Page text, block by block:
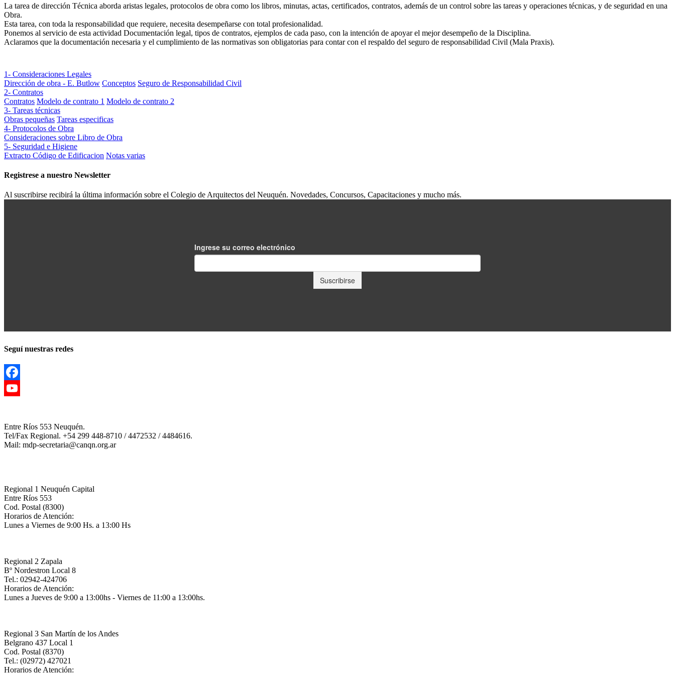
La tarea de dirección Técnica aborda aristas legales, protocolos de obra como los libros, minutas, actas, certificados, contratos, además de un control sobre las tareas y operaciones técnicas, y de seguridad en una
Obra.
Esta tarea, con toda la responsabilidad que requiere, necesita desempeñarse con total profesionalidad.
Ponemos al servicio de esta actividad Documentación legal, tipos de contratos, ejemplos de cada paso, con la intención de apoyar el mejor desempeño de la Disciplina.
Aclaramos que la documentación necesaria y el cumplimiento de las normativas son obligatorias para contar con el respaldo del seguro de responsabilidad Civil (Mala Praxis).
1- Consideraciones Legales
Dirección de obra - E. Butlow Conceptos Seguro de Responsabilidad Civil
2- Contratos
Contratos Modelo de contrato 1 Modelo de contrato 2
3- Tareas técnicas
Obras pequeñas Tareas especificas
4- Protocolos de Obra
Consideraciones sobre Libro de Obra
5- Seguridad e Higiene
Extracto Código de Edificacion Notas varias
Registrese a nuestro Newsletter
Al suscribirse recibirá la última información sobre el Colegio de Arquitectos del Neuquén. Novedades, Concursos, Capacitaciones y mucho más.
Seguí nuestras redes
Facebook
Entre Ríos 553 Neuquén.
Tel/Fax Regional. +54 299 448-8710 / 4472532 / 4484616.
Mail: mdp-secretaria@canqn.org.ar
Regional 1 Neuquén Capital
Entre Ríos 553
Cod. Postal (8300)
Horarios de Atención:
Lunes a Viernes de 9:00 Hs. a 13:00 Hs
Regional 2 Zapala
Bº Nordestron Local 8
Tel.: 02942-424706
Horarios de Atención:
Lunes a Jueves de 9:00 a 13:00hs - Viernes de 11:00 a 13:00hs.
Regional 3 San Martín de los Andes
Belgrano 437 Local 1
Cod. Postal (8370)
Tel.: (02972) 427021
Horarios de Atención: